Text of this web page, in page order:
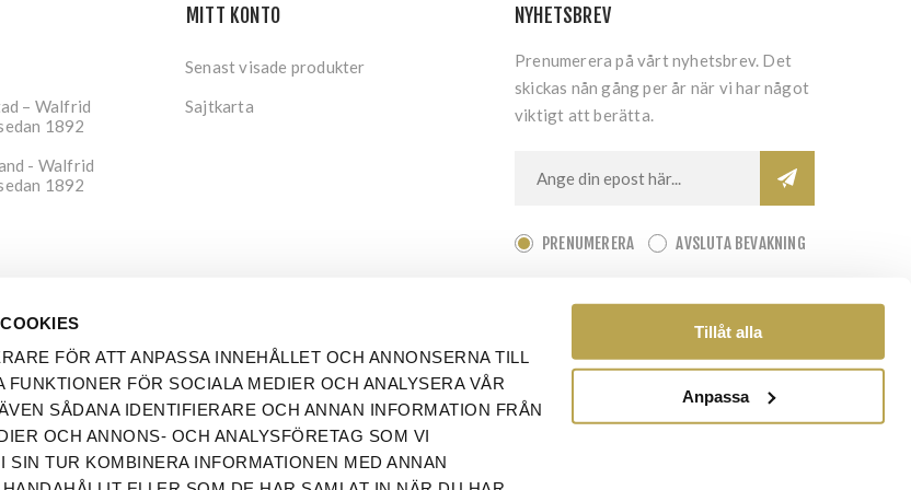
FÖR ATT ANPASSA INNEHÅLLET OCH ANNONSERNA TILL
FÖR SOCIALA MEDIER OCH ANALYSERA VÅR
SÅDANA IDENTIFIERARE OCH ANNAN INFORMATION FRÅN
OCH ANNONS- OCH ANALYSFÖRETAG SOM VI
SIN TUR KOMBINERA INFORMATIONEN MED ANNAN
Tillåt alla
Anpassa
– Walfrid
1892
- Walfrid
1892
MITT KONTO
Senast visade produkter
Sajtkarta
NYHETSBREV
Prenumerera på vårt nyhetsbrev. Det
skickas nån gång per år när vi har något
viktigt att berätta.
PRENUMERERA AVSLUTA BEVAKNING